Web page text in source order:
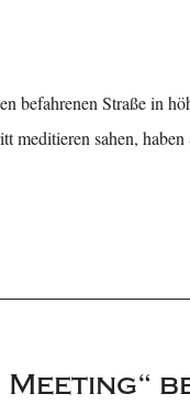
befahrenen Straße in
meditieren sahen,